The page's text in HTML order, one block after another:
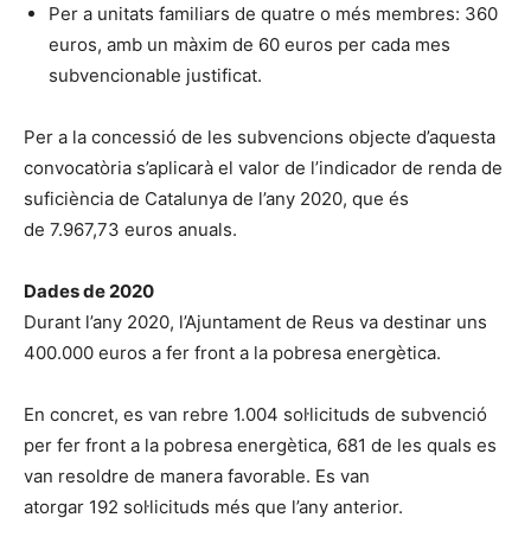
Per a unitats familiars de quatre o més membres: 360
euros, amb un màxim de 60 euros per cada mes
subvencionable justificat.
Per a la concessió de les subvencions objecte d’aquesta
convocatòria s’aplicarà el valor de l’indicador de renda de
suficiència de Catalunya de l’any 2020, que és
de 7.967,73 euros anuals.
Dades de 2020
Durant l’any 2020, l’Ajuntament de Reus va destinar uns
400.000 euros a fer front a la pobresa energètica.
En concret, es van rebre 1.004 sol·licituds de subvenció
per fer front a la pobresa energètica, 681 de les quals es
van resoldre de manera favorable. Es van
atorgar 192 sol·licituds més que l’any anterior.